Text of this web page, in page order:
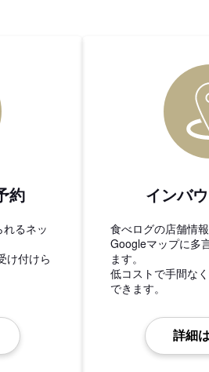
約
るネッ
け付けら
インバ
食べログの店舗情
Googleマップに多
ます。
低コストで手間な
できます。
詳細